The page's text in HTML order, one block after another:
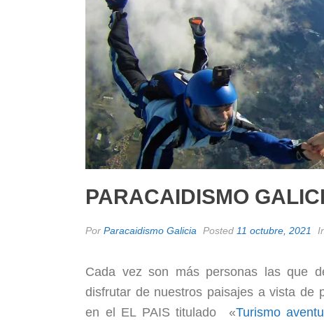
PARACAIDISMO
Por Paracaidismo Galicia Posted 11 octubre, 2021
Cada vez son más personas las que
disfrutar de nuestros paisajes a vista de
en el EL PAIS titulado «Turismo